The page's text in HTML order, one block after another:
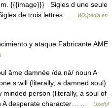
{{{image}}} Sigles d une seule
de trois lettres …
Wikipédia en
y ataque Fabricante AME
âme damnée /da nā/ noun A
s will (literally, a damned soul)
minded person (literally, a soul of
A desperate character… …
Useful